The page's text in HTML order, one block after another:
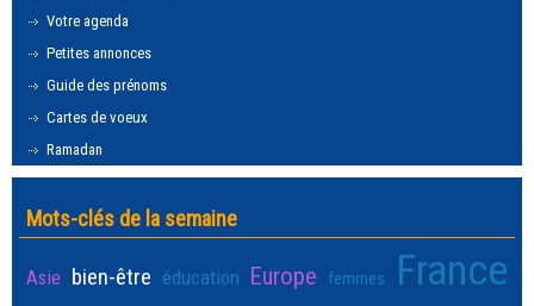
Votre agenda
Petites annonces
Guide des prénoms
Cartes de voeux
Ramadan
Mots-clés de la semaine
Asie bien-être éducation Europe femmes France